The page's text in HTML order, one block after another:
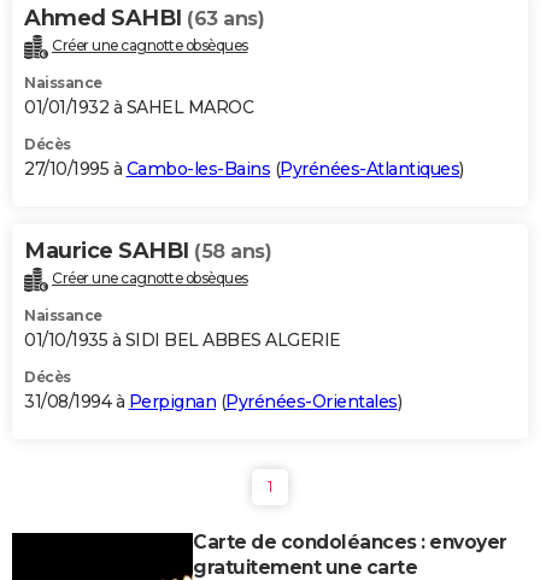
Ahmed SAHBI (63 ans)
Créer une cagnotte obsèques
Naissance
01/01/1932 à SAHEL MAROC
Décès
27/10/1995 à Cambo-les-Bains (Pyrénées-Atlantiques)
Maurice SAHBI (58 ans)
Créer une cagnotte obsèques
Naissance
01/10/1935 à SIDI BEL ABBES ALGERIE
Décès
31/08/1994 à Perpignan (Pyrénées-Orientales)
1
Carte de condoléances : envoyer
gratuitement une carte